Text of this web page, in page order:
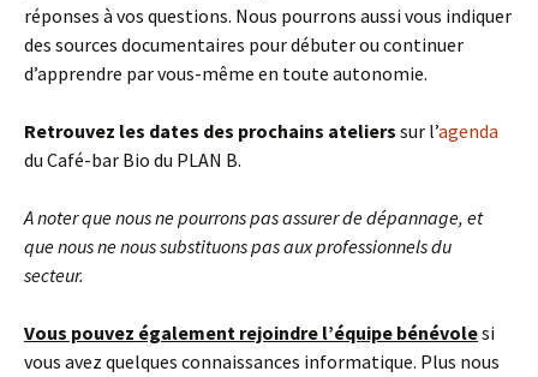
réponses à vos questions. Nous pourrons aussi vous indiquer
des sources documentaires pour débuter ou continuer
d’apprendre par vous-même en toute autonomie.
Retrouvez les dates des prochains ateliers sur l’agenda
du Café-bar Bio du PLAN B.
A noter que nous ne pourrons pas assurer de dépannage, et
que nous ne nous substituons pas aux professionnels du
secteur.
Vous pouvez également rejoindre l’équipe bénévolesi
vous avez quelques connaissances informatique. Plus nous